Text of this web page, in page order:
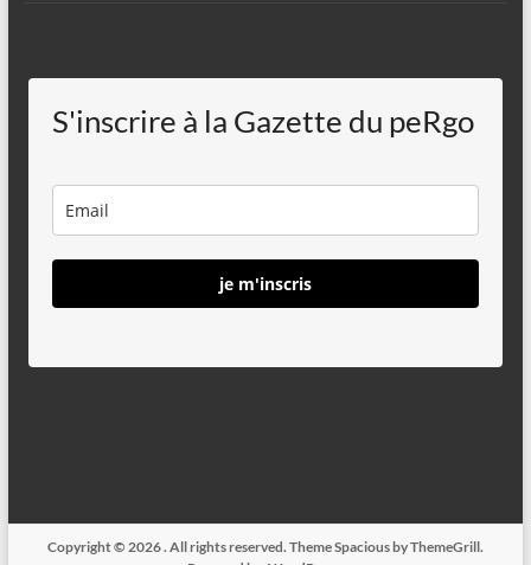
S'inscrire à la Gazette du peRgo
je m'inscris
Copyright © 2026. All rights reserved. ThemeSpaciousby ThemeGrill.